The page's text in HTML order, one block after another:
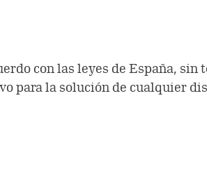
con las leyes de España, sin
para la solución de cualquier